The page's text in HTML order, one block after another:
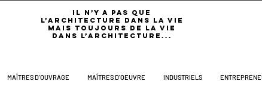
IL N’Y A PAS QUE
L’ARCHITECTURE DANS LA VIE
MAIS TOUJOURS DE LA VIE
DANS L’ARCHITECTURE...
MAÎTRES D'OUVRAGE MAÎTRES D'OEUVRE INDUSTRIELS